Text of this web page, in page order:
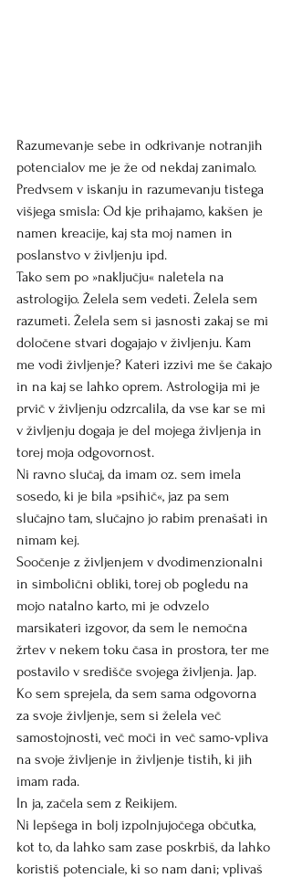
Razumevanje sebe in odkrivanje notranjih
potencialov me je že od nekdaj zanimalo.
Predvsem v iskanju in razumevanju tistega
višjega smisla: Od kje prihajamo, kakšen je
namen kreacije, kaj sta moj namen in
poslanstvo v življenju ipd.
Tako sem po »naključju« naletela na
astrologijo. Želela sem vedeti. Želela sem
razumeti. Želela sem si jasnosti zakaj se mi
določene stvari dogajajo v življenju. Kam
me vodi življenje? Kateri izzivi me še čakajo
in na kaj se lahko oprem. Astrologija mi je
prvič v življenju odzrcalila, da vse kar se mi
v življenju dogaja je del mojega življenja in
torej moja odgovornost.
Ni ravno slučaj, da imam oz. sem imela
sosedo, ki je bila »psihič«, jaz pa sem
slučajno tam, slučajno jo rabim prenašati in
nimam kej.
Soočenje z življenjem v dvodimenzionalni
in simbolični obliki, torej ob pogledu na
mojo natalno karto, mi je odvzelo
marsikateri izgovor, da sem le nemočna
žrtev v nekem toku časa in prostora, ter me
postavilo v središče svojega življenja. Jap.
Ko sem sprejela, da sem sama odgovorna
za svoje življenje, sem si želela več
samostojnosti, več moči in več samo-vpliva
na svoje življenje in življenje tistih, ki jih
imam rada.
In ja, začela sem z Reikijem.
Ni lepšega in bolj izpolnjujočega občutka,
kot to, da lahko sam zase poskrbiš, da lahko
koristiš potenciale, ki so nam dani; vplivaš